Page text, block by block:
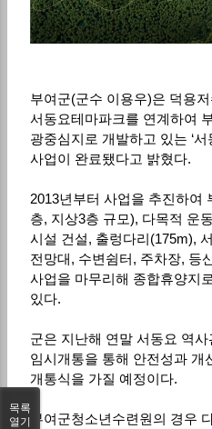
부여군(군수 이용우)은 덕용
서동요테마파크를 연계하여
광중심지로 개발하고 있는 ‘
사업이 완료됐다고 밝혔다.
2013년부터 사업을 추진하여
층, 지상3층 규모), 다목적 운
시설 건설, 출렁다리(175m),
전망대, 수변쉼터, 주차장, 등
사업을 마무리해 종합휴양지
있다.
군은 지난해 연말 서동요 역
임시개통을 통해 안전성과 개
개통식을 가질 예정이다.
부여군청소년수련원의 경우
목록
열기